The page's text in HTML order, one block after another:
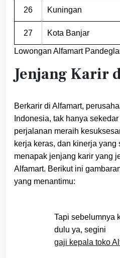
26 Kuningan
27 Kota Banjar
Lowongan Alfamart
Jenjang Karir
Berkarir di Alfamart,
Indonesia, tak hanya
perjalanan meraih
kerja keras, dan kinerja
menapak jenjang karir yang
Alfamart. Berikut ini
yang menantimu:
Tapi sebelumnya
dulu ya, segini
gaji kepala toko